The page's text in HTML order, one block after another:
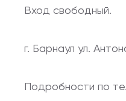
Вход свободный.
г. Барнаул ул.
Подробности по